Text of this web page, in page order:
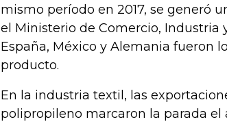
mismo período en 2017, se generó
el Ministerio de Comercio, Industria
España, México y Alemania fueron
producto.
En la industria textil, las
polipropileno marcaron la parada el